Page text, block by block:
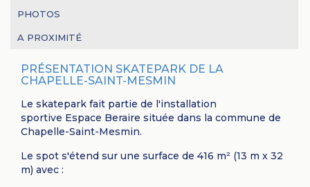
PHOTOS
A PROXIMITÉ
PRÉSENTATION SKATEPARK DE LA
CHAPELLE-SAINT-MESMIN
Le skatepark fait partie de l'installation
sportive Espace Beraire située dans la commune de
Chapelle-Saint-Mesmin.
Le spot s'étend sur une surface de 416 m² (13 m x 32
m) avec :